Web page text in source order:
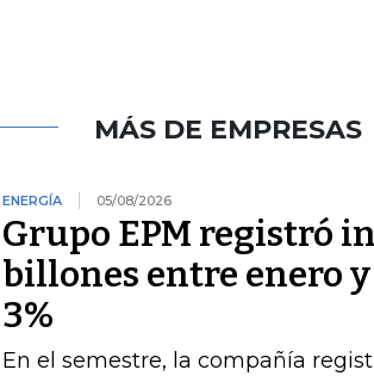
MÁS DE EMPRESAS
ENERGÍA 05/08/2026
Grupo EPM registró
billones entre enero
3%
En el semestre, la compañía